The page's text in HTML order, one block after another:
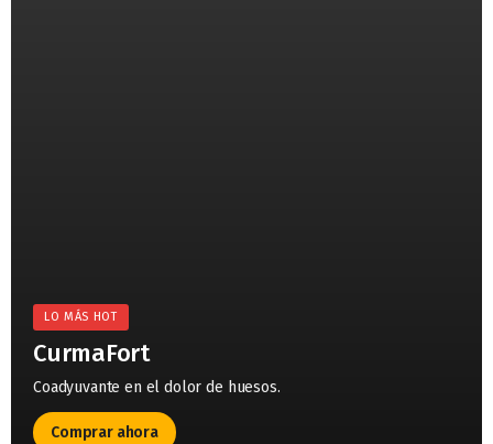
LO MÁS HOT
CurmaFort
Coadyuvante en el dolor de huesos.
Comprar ahora